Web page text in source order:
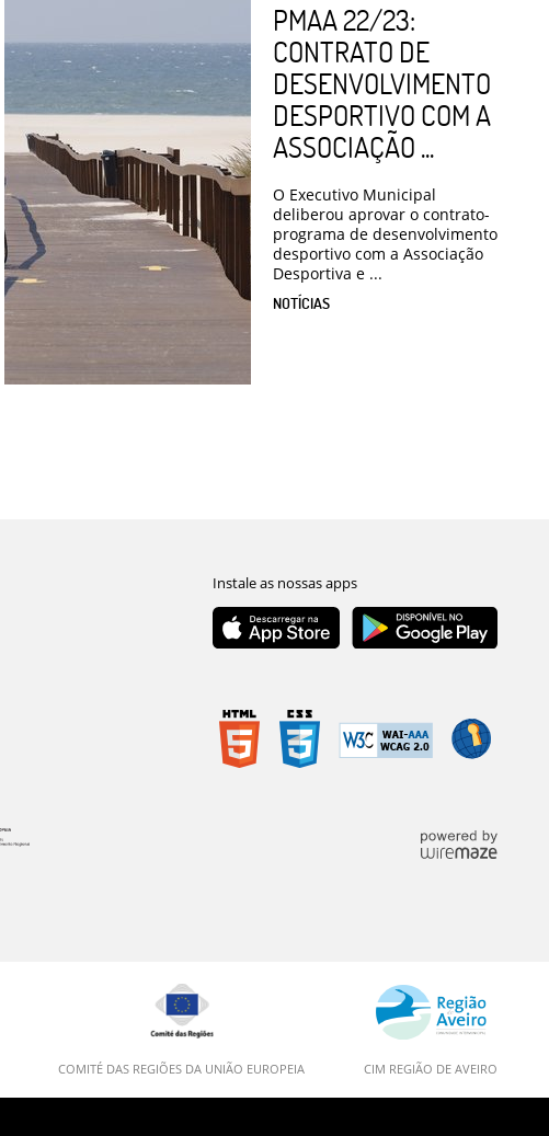
PMAA 22/23:
CONTRATO DE
DESENVOLVIMENTO
DESPORTIVO COM A
ASSOCIAÇÃO ...
O Executivo Municipal
deliberou aprovar o contrato-
programa de desenvolvimento
desportivo com a Associação
Desportiva e ...
NOTÍCIAS
COMITÉ DAS REGIÕES DA UNIÃO EUROPEIA CIM REGIÃO DE AVEIRO